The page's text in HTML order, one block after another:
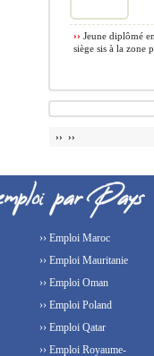
›› Jeune diplômé
siège sis à la zone
›› ››
›› Emploi Maroc
›› Emploi Mauritanie
›› Emploi Oman
›› Emploi Poland
›› Emploi Qatar
›› Emploi Royaume-